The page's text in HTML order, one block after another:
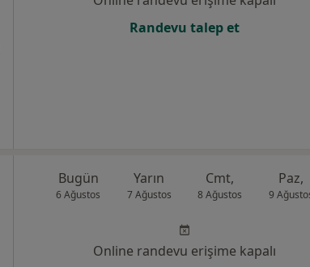
Randevu talep et
Bugün
6 Ağustos
Yarın
7 Ağustos
Cmt,
8 Ağustos
Paz,
9
Online randevu erişime kapalı